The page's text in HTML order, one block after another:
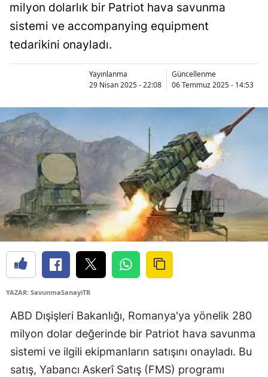
milyon dolarlık bir Patriot hava savunma
sistemi ve accompanying equipment
tedarikini onayladı.
Yayınlanma
29 Nisan 2025 - 22:08
Güncellenme
06 Temmuz 2025 - 14:53
YAZAR: SavunmaSanayiTR
ABD Dışişleri Bakanlığı, Romanya'ya yönelik 280
milyon dolar değerinde bir Patriot hava savunma
sistemi ve ilgili ekipmanların satışını onayladı. Bu
satış, Yabancı Askerî Satış (FMS) programı